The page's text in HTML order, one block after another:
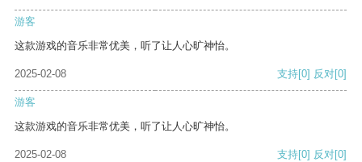
游客
这款游戏的音乐非常优美，听了让人心旷神怡。
2025-02-08 支持[0] 反对[0]
游客
这款游戏的音乐非常优美，听了让人心旷神怡。
2025-02-08 支持[0] 反对[0]